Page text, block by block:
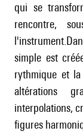
qui se
rencontre,
simple est
rythmique et
altérations
interpolations,
figures